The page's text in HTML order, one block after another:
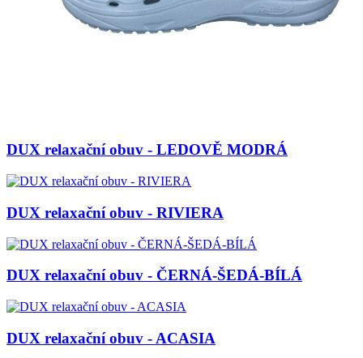
DUX relaxační obuv - LEDOVĚ MODRÁ
DUX relaxační obuv - RIVIERA
DUX relaxační obuv - ČERNÁ-ŠEDÁ-BÍLÁ
DUX relaxační obuv - ACASIA